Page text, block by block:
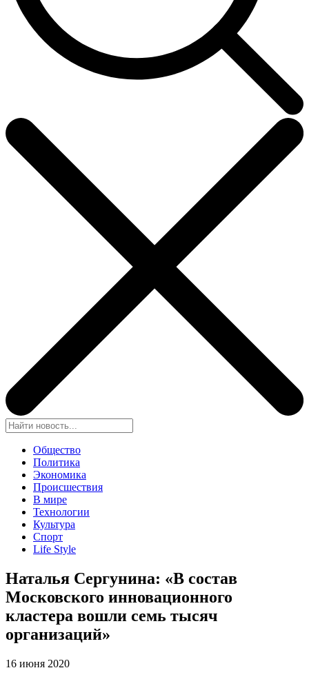
Общество
Политика
Экономика
Происшествия
В мире
Технологии
Культура
Спорт
Life Style
Наталья Сергунина: «В состав
Московского инновационного
кластера вошли семь тысяч
организаций»
16 июня 2020